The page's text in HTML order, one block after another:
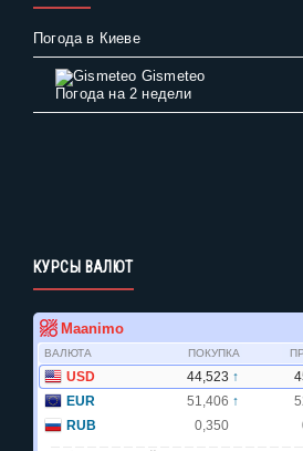
Погода в Киеве
Gismeteo
Погода на 2 недели
КУРСЫ ВАЛЮТ